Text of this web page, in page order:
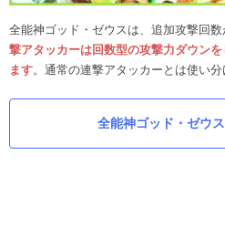
全能神ゴッド・ゼウスは、追加攻撃回
撃アタッカーは回数型の攻撃力ダウン
ます。通常の連撃アタッカーとは使い分
全能神ゴッド・ゼウ